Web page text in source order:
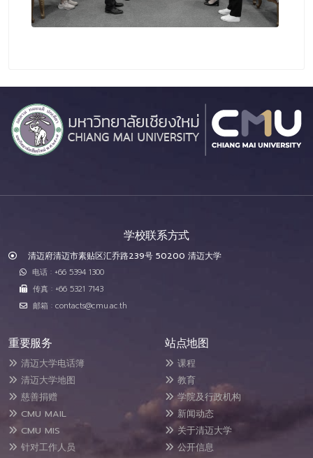
学校联系方式
清迈府清迈市素贴区汇乔路239号 50200 清迈大学
电话 : +66 5394 1300
传真 : +66 5321 7143
邮箱 : contacts@cmu.ac.th
重要服务
清迈大学电话簿
清迈大学地图
慈善捐赠
CMU MAIL
CMU MIS
针对工作人员
站点地图
课程
教育
学院及行政机构
新闻动态
关于清迈大学
公开信息